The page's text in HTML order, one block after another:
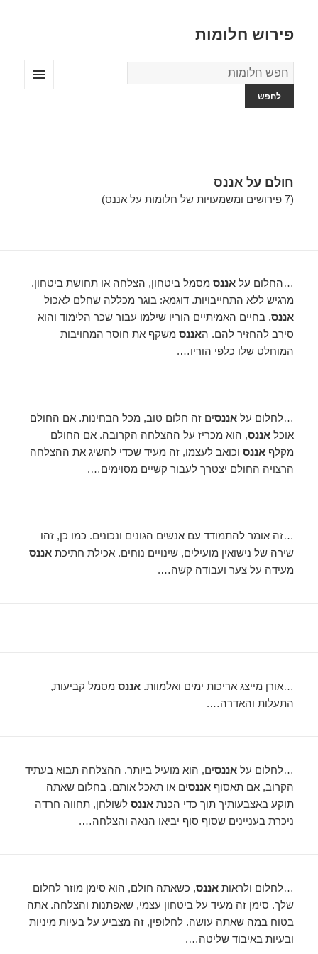
פירוש חלומות
מילון
החלומות
חולם על אננס
(7 פירושים ומשמעויות של חלומות על אננס)
…החלום עלאננס מסמל ביטחון, הצלחה או תחושת ביטחון.
מרגיש ללא התחייבויות. דוגמא: בוגר מכללה שחלם לאכול
אננס. בחיים האמיתיים הוריו שילמו עבור שכר הלימוד והוא
סירב להחזיר להם. האננס משקף את חוסר המחויבות
המוחלט שלו כלפי הוריו….
…לחלום עלאננסים זה חלום טוב, מכל הבחינות. אם החולם
אוכלאננס, הוא מכריז על ההצלחה הקרובה. אם החולם
מקלףאננס וכואב לעצמו, זה מעיד שכדי להשיג את ההצלחה
הרצויה החולם יצטרך לעבור קשיים מסוימים….
…זה אומר להתמודד עם אנשים הגונים ונכונים. כמו כן, זהו
שירה של נישואין מועילים, שינויים נוחים. אכילת חתיכתאננס
מעידה על צער ועבודה קשה….
…אורן מייצג אריכות ימים ואלמוות.אננס מסמל קביעות,
התעלות והאדרה….
…לחלום עלאננסים, הוא מועיל ביותר. ההצלחה תבוא בעתיד
הקרוב, אם תאסוףאננסים או תאכל אותם. בחלום שאתה
תוקע באצבעותיך תוך כדי הכנתאננס לשולחן, תחווה חרדה
ניכרת בעניינים שסוף סוף יביאו הנאה והצלחה….
…לחלום ולראותאננס, כשאתה חולם, הוא סימן מוזר לחלום
שלך. סימן זה מעיד על ביטחון עצמי, שאפתנות והצלחה. אתה
בטוח במה שאתה עושה. לחלופין, זה מצביע על בעיות מיניות
ובעיות באיבוד שליטה….